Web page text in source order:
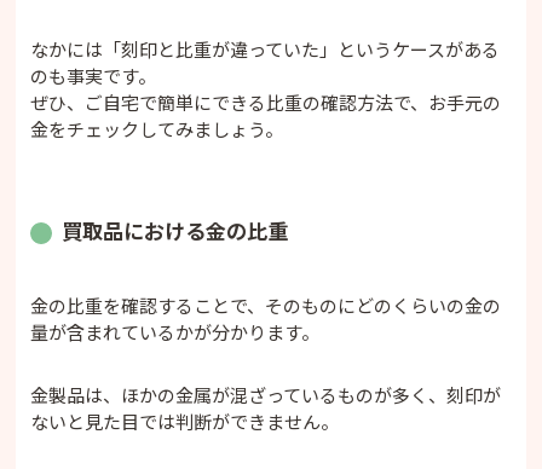
なかには「刻印と比重が違っていた」というケースがある
のも事実です。
ぜひ、ご自宅で簡単にできる比重の確認方法で、お手元の
金をチェックしてみましょう。
買取品における金の比重
金の比重を確認することで、そのものにどのくらいの金の
量が含まれているかが分かります。
金製品は、ほかの金属が混ざっているものが多く、刻印が
ないと見た目では判断ができません。